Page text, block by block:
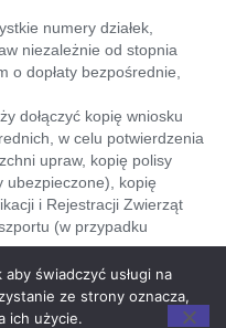
numery działek,
niezależnie od stopnia
o dopłaty bezpośrednie,
dołączyć kopię wniosku
w celu potwierdzenia
upraw, kopię polisy
ubezpieczone), kopię
i Rejestracji Zwierząt
(w przypadku
świadczyć usługi na
ze strony oznacza,
ich użycie.